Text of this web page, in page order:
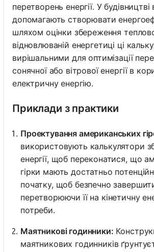
перетворень енергії. У будівництві
допомагають створювати
шляхом оцінки збереження
відновлюваній енергетиці ці
вирішальними для оптимізації
сонячної або вітрової енергії в
електричну енергію.
Приклади з практики
Проектування американських
використовують калькулятори
енергії, щоб переконатися, що
гірки мають достатньо
початку, щоб безпечно
перетворюючи її на кінетичну
потреби.
Маятникові годинники:
маятникових годинників